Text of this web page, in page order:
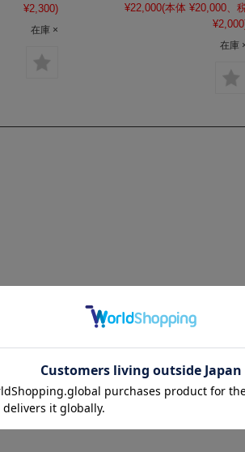
¥2,300)
在庫 ×
¥22,000(本体 ¥20,000、
在庫